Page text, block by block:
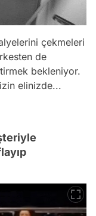
çekmeleri
de
bekleniyor.
elinizde...